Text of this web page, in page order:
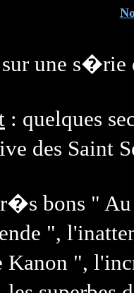
une s�rie
: quelques
des Saint
bons "
",
",